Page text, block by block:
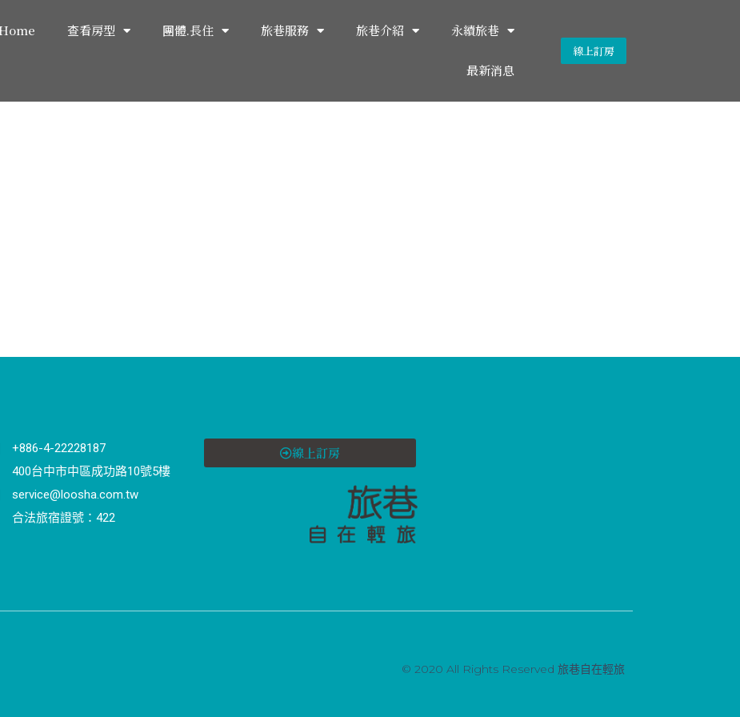
查看房型 團體.長住 旅巷服務 旅巷介紹 永續旅巷
最新消息
線上訂房
+886-4-22228187
400台中市中區成功路10號5樓
service@loosha.com.tw
合法旅宿證號：422
線上訂房
© 2020 All Rights Reserved 旅巷自在輕旅